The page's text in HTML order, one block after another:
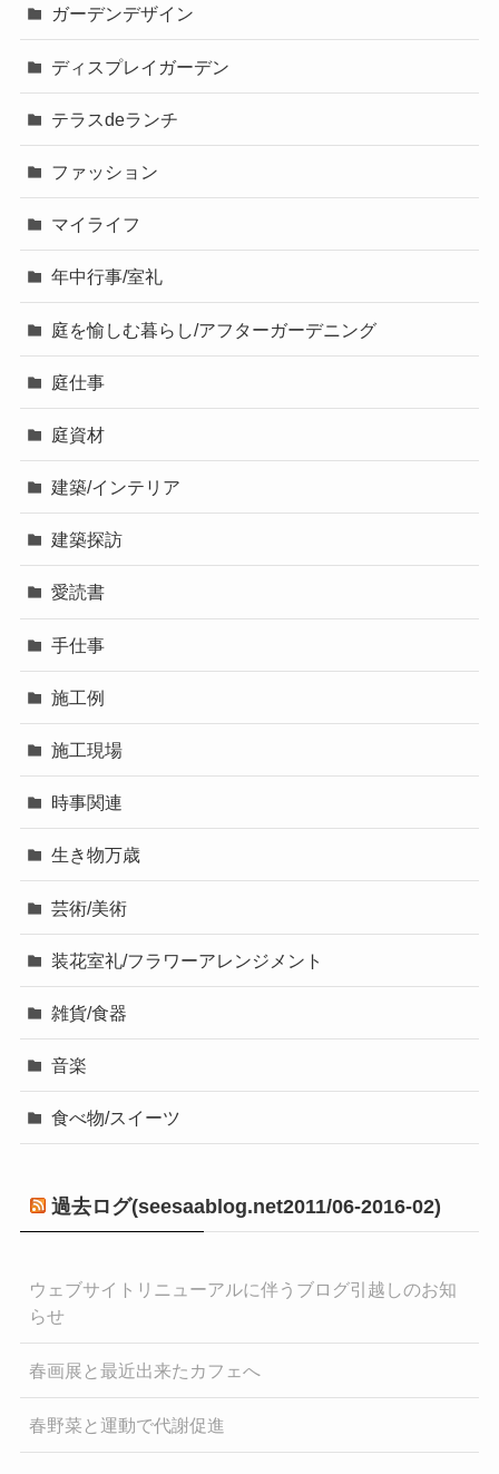
ガーデンデザイン
ディスプレイガーデン
テラスdeランチ
ファッション
マイライフ
年中行事/室礼
庭を愉しむ暮らし/アフターガーデニング
庭仕事
庭資材
建築/インテリア
建築探訪
愛読書
手仕事
施工例
施工現場
時事関連
生き物万歳
芸術/美術
装花室礼/フラワーアレンジメント
雑貨/食器
音楽
食べ物/スイーツ
過去ログ(seesaablog.net2011/06-2016-02)
ウェブサイトリニューアルに伴うブログ引越しのお知
らせ
春画展と最近出来たカフェへ
春野菜と運動で代謝促進